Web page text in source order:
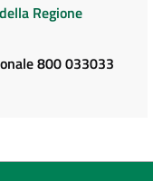
Regione
800 033033